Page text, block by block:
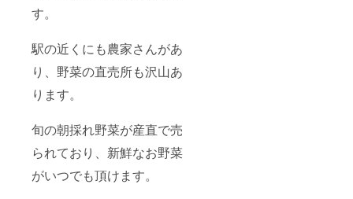
す。
駅の近くにも農家さんがあ
り、野菜の直売所も沢山あ
ります。
旬の朝採れ野菜が産直で売
られており、新鮮なお野菜
がいつでも頂けます。